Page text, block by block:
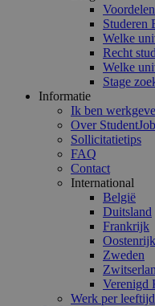
Studeren
Welke
Recht
Welke
Stage
Informatie
Ik ben
Over StudentJob
Sollicitatietips
FAQ
Contact
International
België
Duitsland
Frankrijk
Oostenrijk
Zweden
Verenigd
Werk per leeftijd